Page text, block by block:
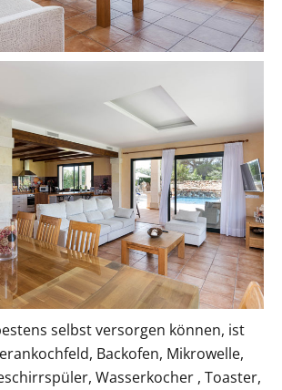
selbst versorgen können, ist
Backofen, Mikrowelle,
Wasserkocher , Toaster,